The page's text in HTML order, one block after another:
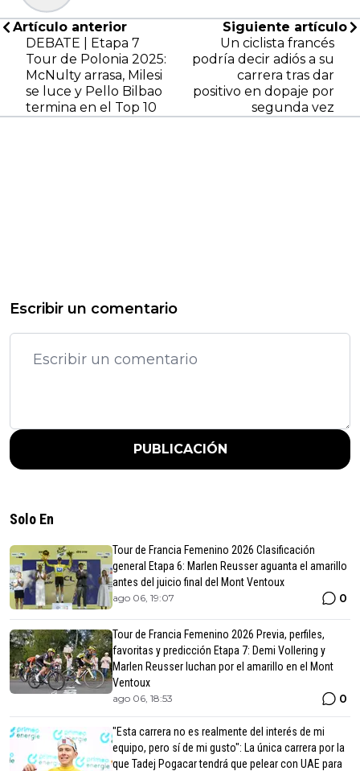
Artículo anterior
DEBATE | Etapa 7
Tour de Polonia 2025:
McNulty arrasa, Milesi
se luce y Pello Bilbao
termina en el Top 10
Siguiente artículo
Un ciclista francés
podría decir adiós a su
carrera tras dar
positivo en dopaje por
segunda vez
Escribir un comentario
PUBLICACIÓN
Solo En
Tour de Francia Femenino 2026 Clasificación
general Etapa 6: Marlen Reusser aguanta el amarillo
antes del juicio final del Mont Ventoux
ago 06, 19:07 0
Tour de Francia Femenino 2026 Previa, perfiles,
favoritas y predicción Etapa 7: Demi Vollering y
Marlen Reusser luchan por el amarillo en el Mont
Ventoux
ago 06, 18:53 0
"Esta carrera no es realmente del interés de mi
equipo, pero sí de mi gusto": La única carrera por la
que Tadej Pogacar tendrá que pelear con UAE para